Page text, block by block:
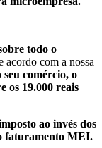
todo o
acordo com a nossa
comércio, o
os 19.000 reais
ao invés dos
faturamento MEI.